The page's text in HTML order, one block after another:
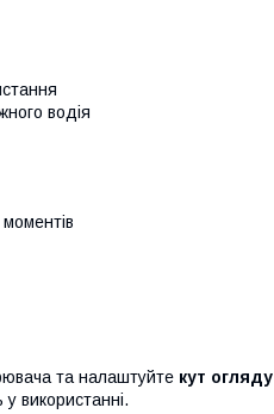
водія
та налаштуйте кут огляду
використанні.